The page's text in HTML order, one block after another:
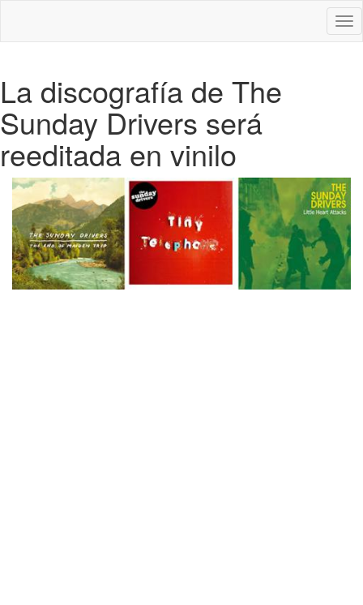
La discografía de The
Sunday Drivers será
reeditada en vinilo